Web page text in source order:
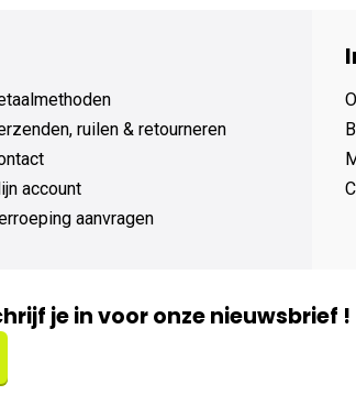
ruilen & retourneren
account
aanvragen
je in voor onze nieuwsbrief !